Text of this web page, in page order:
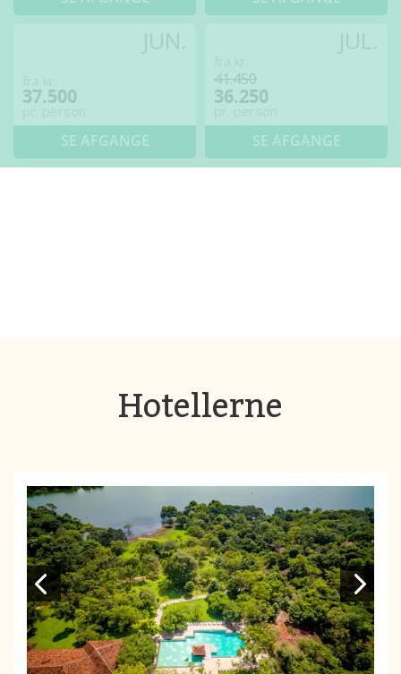
37.500
SE AFGANGE
41.450
36.250
SE AFGANGE
Hotellerne